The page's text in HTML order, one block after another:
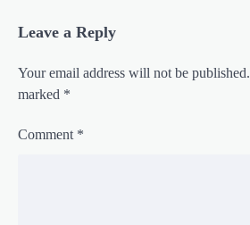
Leave a Reply
Your email address will not be published.
marked *
Comment *